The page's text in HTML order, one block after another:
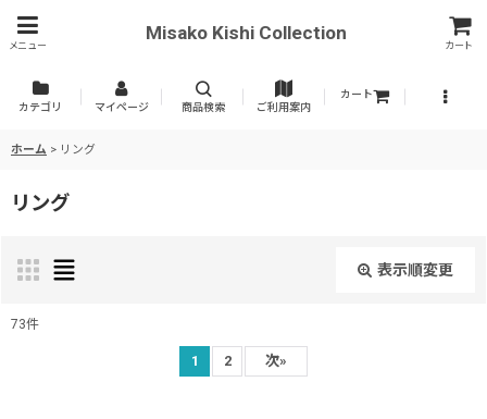
メニュー
Misako Kishi Collection
カート
カテゴリ マイページ 商品検索 ご利用案内
カート
ホーム > リング
リング
表示順変更
73件
1 2 次»